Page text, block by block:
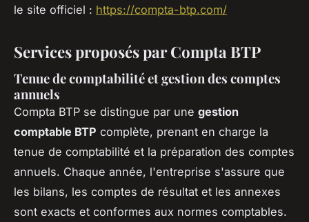
le site officiel : https://compta-btp.com/
Services proposés par Compta BTP
Tenue de comptabilité et gestion des comptes
annuels
Compta BTP se distingue par une gestion
comptable BTP complète, prenant en charge la
tenue de comptabilité et la préparation des comptes
annuels. Chaque année, l'entreprise s'assure que
les bilans, les comptes de résultat et les annexes
sont exacts et conformes aux normes comptables.